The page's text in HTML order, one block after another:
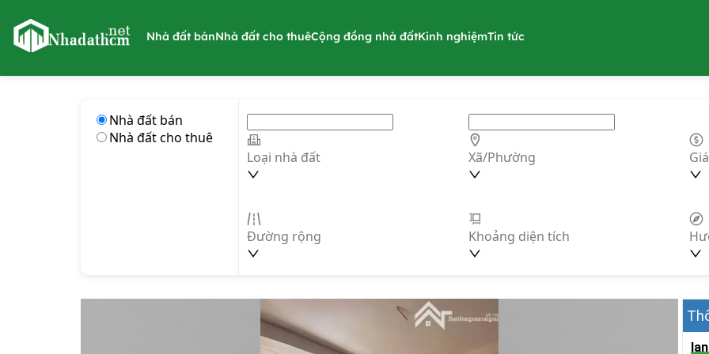
nhadathcm.net
Nhà đất bánNhà đất cho thuêCộng đồng nhà đấtKinh nghiệmTin tức
Nhà đất bán
Nhà đất cho thuê
Loại nhà đất
Xã/Phường
Đường rộng Khoảng diện tích
lan